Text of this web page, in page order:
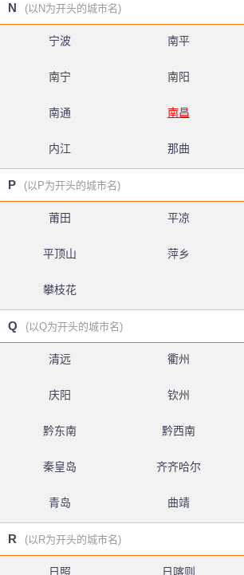
N (以N为开头的城市名)
宁波 南平
南宁 南阳
南通 南昌
内江 那曲
P (以P为开头的城市名)
莆田 平凉
平顶山 萍乡
攀枝花
Q (以Q为开头的城市名)
清远 衢州
庆阳 钦州
黔东南 黔西南
秦皇岛 齐齐哈尔
青岛 曲靖
R (以R为开头的城市名)
日照 日喀则